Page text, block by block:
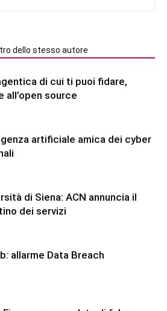
dello stesso autore
di cui ti puoi fidare,
all’open source
artificiale amica dei cyber
di Siena: ACN annuncia il
dei servizi
allarme Data Breach